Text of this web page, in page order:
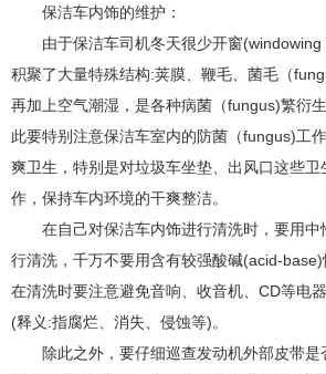
保洁车内饰的维护：
由于保洁车司机冬天很少开窗
积聚了大量特殊结构:荚膜、鞭毛、菌毛（
再加上空气潮湿，是各种病菌（fungus)繁衍
此要特别注意保洁车室内的防菌（fungus)工
爽卫生，特别是对垃圾车坐垫、出风口这些
作，保持车内环境的干爽整洁。
在自己对保洁车内饰进行清洗时，要用
行清洗，千万不要用含有较强酸碱(acid-base)
在清洗时要注意避免音响、收音机、CD等电
(释义:指腐烂、消失、侵蚀等)。
除此之外，要仔细巡查发动机外部皮带